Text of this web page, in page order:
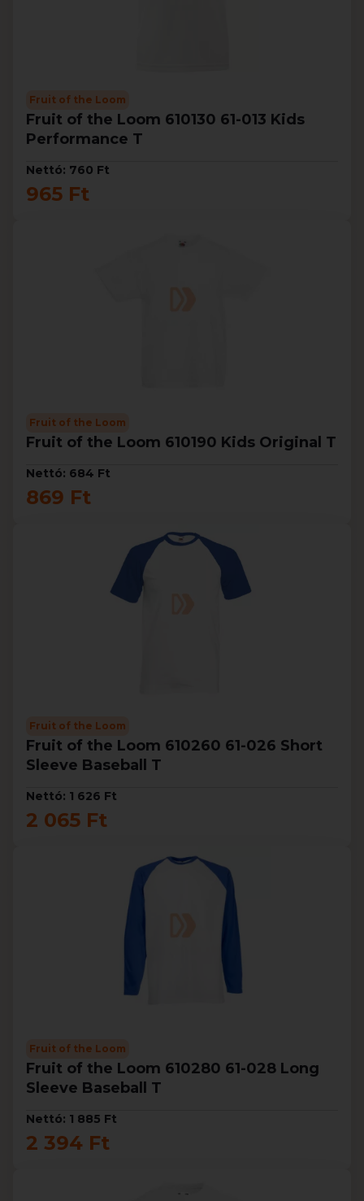
Fruit of the Loom
Fruit of the Loom 610130 61-013 Kids
Performance T
Nettó: 760 Ft
965 Ft
Fruit of the Loom
Fruit of the Loom 610190 Kids Original T
Nettó: 684 Ft
869 Ft
Fruit of the Loom
Fruit of the Loom 610260 61-026 Short
Sleeve Baseball T
Nettó: 1 626 Ft
2 065 Ft
Fruit of the Loom
Fruit of the Loom 610280 61-028 Long
Sleeve Baseball T
Nettó: 1 885 Ft
2 394 Ft